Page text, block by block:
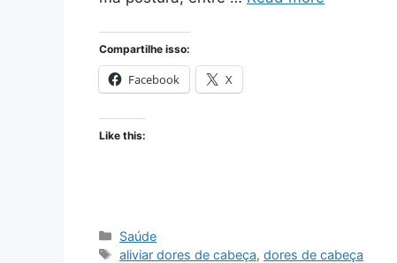
Compartilhe isso:
Facebook X
Like this:
Categories
Saúde
Tags
aliviar dores de cabeça,dores de cabeça